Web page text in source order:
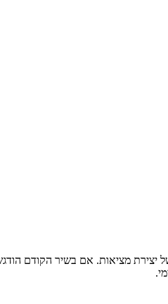
מציאות. אם בשיר הקודם הודגש